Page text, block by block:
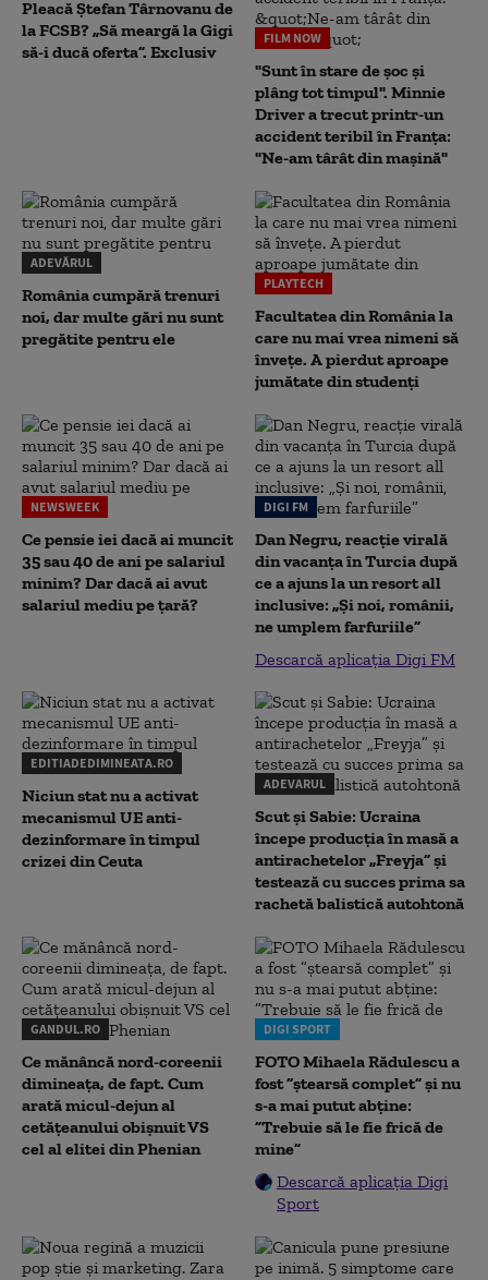
Pleacă Ștefan Târnovanu de
la FCSB? „Să meargă la Gigi
să-i ducă oferta”. Exclusiv
FILM NOW
"Sunt în stare de șoc și
plâng tot timpul". Minnie
Driver a trecut printr-un
accident teribil în Franța:
"Ne-am târât din mașină"
ADEVĂRUL
România cumpără trenuri
noi, dar multe gări nu sunt
pregătite pentru ele
PLAYTECH
Facultatea din România la
care nu mai vrea nimeni să
înveţe. A pierdut aproape
jumătate din studenţi
NEWSWEEK
Ce pensie iei dacă ai muncit
35 sau 40 de ani pe salariul
minim? Dar dacă ai avut
salariul mediu pe țară?
DIGI FM
Dan Negru, reacție virală
din vacanța în Turcia după
ce a ajuns la un resort all
inclusive: „Și noi, românii,
ne umplem farfuriile”
Descarcă aplicația Digi FM
EDITIADEDIMINEATA.RO
Niciun stat nu a activat
mecanismul UE anti-
dezinformare în timpul
crizei din Ceuta
ADEVARUL
Scut și Sabie: Ucraina
începe producția în masă a
antirachetelor „Freyja” și
testează cu succes prima sa
rachetă balistică autohtonă
GANDUL.RO
Ce mănâncă nord-coreenii
dimineața, de fapt. Cum
arată micul-dejun al
cetățeanului obișnuit VS
cel al elitei din Phenian
DIGI SPORT
FOTO Mihaela Rădulescu a
fost ”ștearsă complet” și nu
s-a mai putut abține:
”Trebuie să le fie frică de
mine”
Descarcă aplicația Digi
Sport